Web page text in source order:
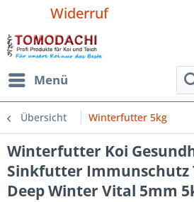
Widerruf
Menü
Übersicht Winterfutter 5kg
Winterfutter Koi
Sinkfutter Immunschutz
Deep Winter Vital 5mm